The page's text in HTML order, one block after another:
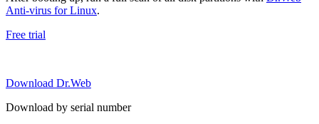
Anti-virus for Linux.
Free trial
Download Dr.Web
Download by serial number